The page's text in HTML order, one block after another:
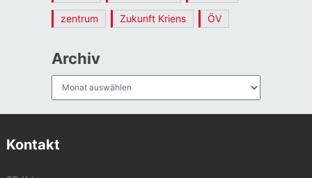
zentrum Zukunft Kriens ÖV
Archiv
Kontakt